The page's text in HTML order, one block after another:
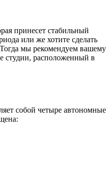
принесет стабильный
или же хотите сделать
мы рекомендуем вашему
студии, расположенный в
собой четыре автономные